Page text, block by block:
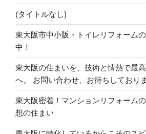
(タイトルなし)
東大阪市中小阪・トイレリフォーム
中！
東大阪の住まいを、技術と情熱で最
へ。 お問い合わせ、お待ちしており
東大阪密着！マンションリフォーム
想の住まい